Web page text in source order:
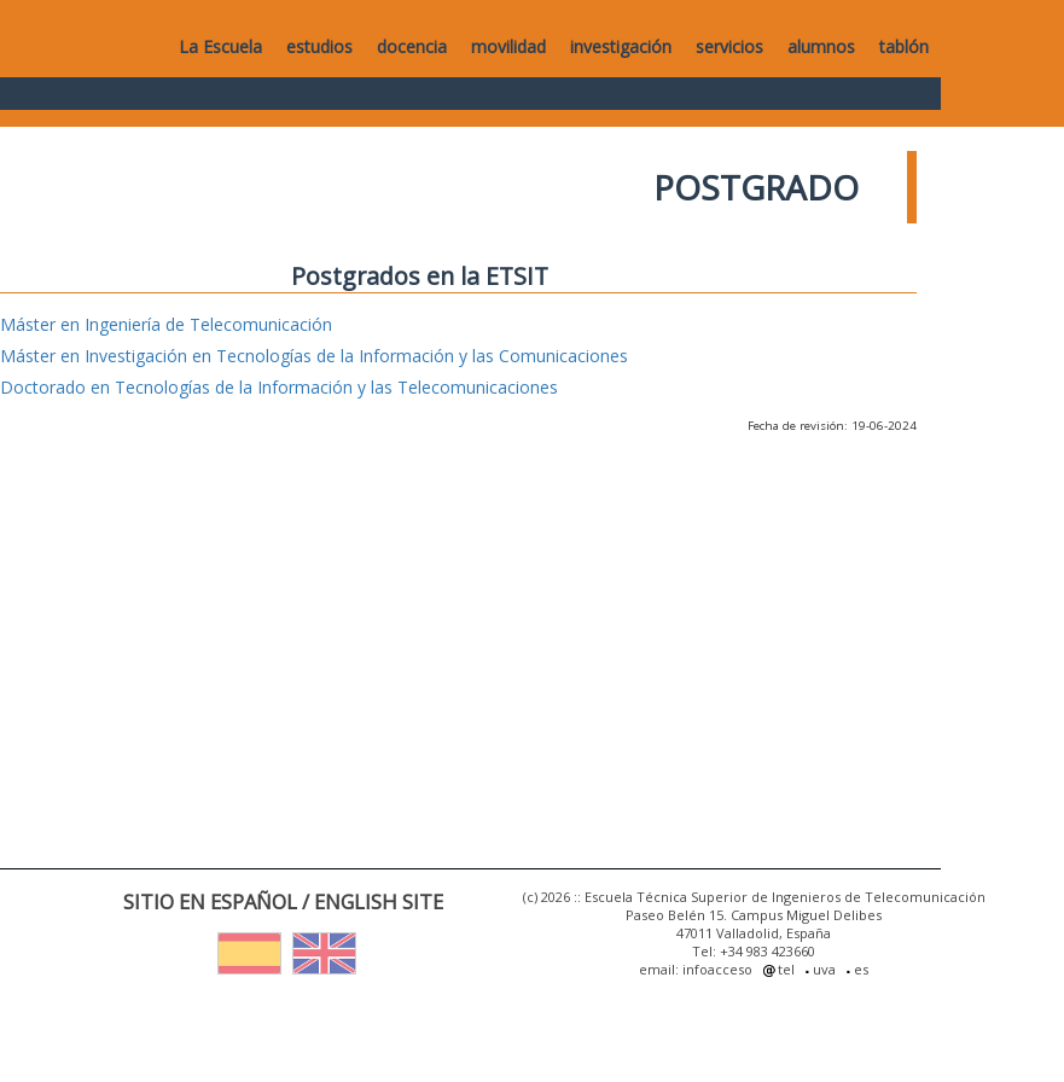
La Escuela estudios docencia movilidad investigación servicios alumnos tablón
POSTGRADO
Postgrados en la ETSIT
Máster en Ingeniería de Telecomunicación
Máster en Investigación en Tecnologías de la Información y las Comunicaciones
Doctorado en Tecnologías de la Información y las Telecomunicaciones
Fecha de revisión: 19-06-2024
SITIO EN ESPAÑOL / ENGLISH SITE
(c) 2026 :: Escuela Técnica Superior de Ingenieros de Telecomunicación
Paseo Belén 15. Campus Miguel Delibes
47011 Valladolid, España
Tel: +34 983 423660
email: infoacceso
tel uva es